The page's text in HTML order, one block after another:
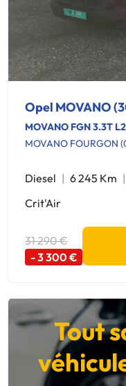
Opel MOVANO
MOVANO FGN 3.3T
MOVANO FOURGON
Diesel 6 245 Km
Crit'Air
31 290 €
- 3 300 €
Tout